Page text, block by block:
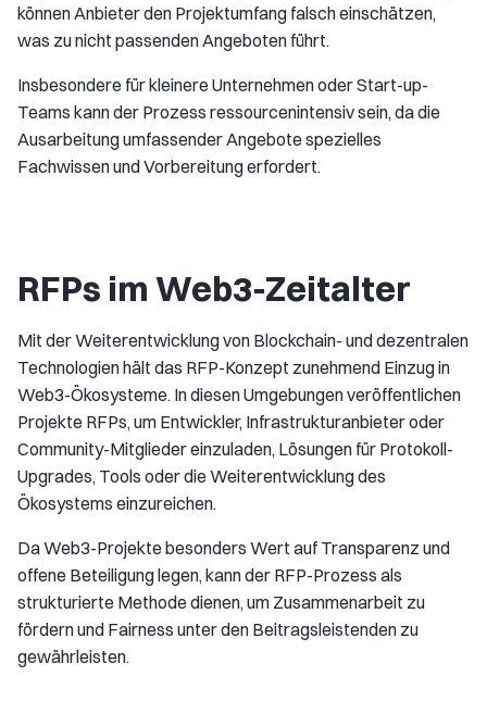
können Anbieter den Projektumfang falsch einschätzen,
was zu nicht passenden Angeboten führt.
Insbesondere für kleinere Unternehmen oder Start-up-
Teams kann der Prozess ressourcenintensiv sein, da die
Ausarbeitung umfassender Angebote spezielles
Fachwissen und Vorbereitung erfordert.
RFPs im Web3-Zeitalter
Mit der Weiterentwicklung von Blockchain- und dezentralen
Technologien hält das RFP-Konzept zunehmend Einzug in
Web3-Ökosysteme. In diesen Umgebungen veröffentlichen
Projekte RFPs, um Entwickler, Infrastrukturanbieter oder
Community-Mitglieder einzuladen, Lösungen für Protokoll-
Upgrades, Tools oder die Weiterentwicklung des
Ökosystems einzureichen.
Da Web3-Projekte besonders Wert auf Transparenz und
offene Beteiligung legen, kann der RFP-Prozess als
strukturierte Methode dienen, um Zusammenarbeit zu
fördern und Fairness unter den Beitragsleistenden zu
gewährleisten.